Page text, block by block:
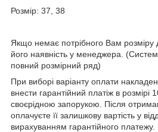
Розмір: 37, 38
Якщо немає потрібного Вам розміру
його наявність у менеджера.
повний розмірний ряд)
При виборі варіанту оплати
внести гарантійний платіж в розмірі
своєрідною запорукою. Після
оплачуєте її залишкову вартість у
вирахуванням гарантійного платежу.